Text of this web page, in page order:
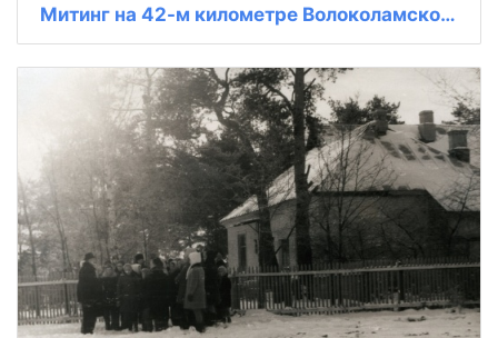
Митинг на 42-м километре Волоколамского шоссе